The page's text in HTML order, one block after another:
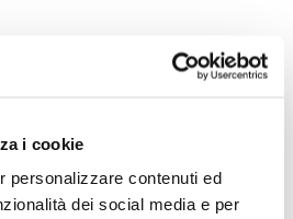
i cookie
personalizzare contenuti ed
dei social media e per